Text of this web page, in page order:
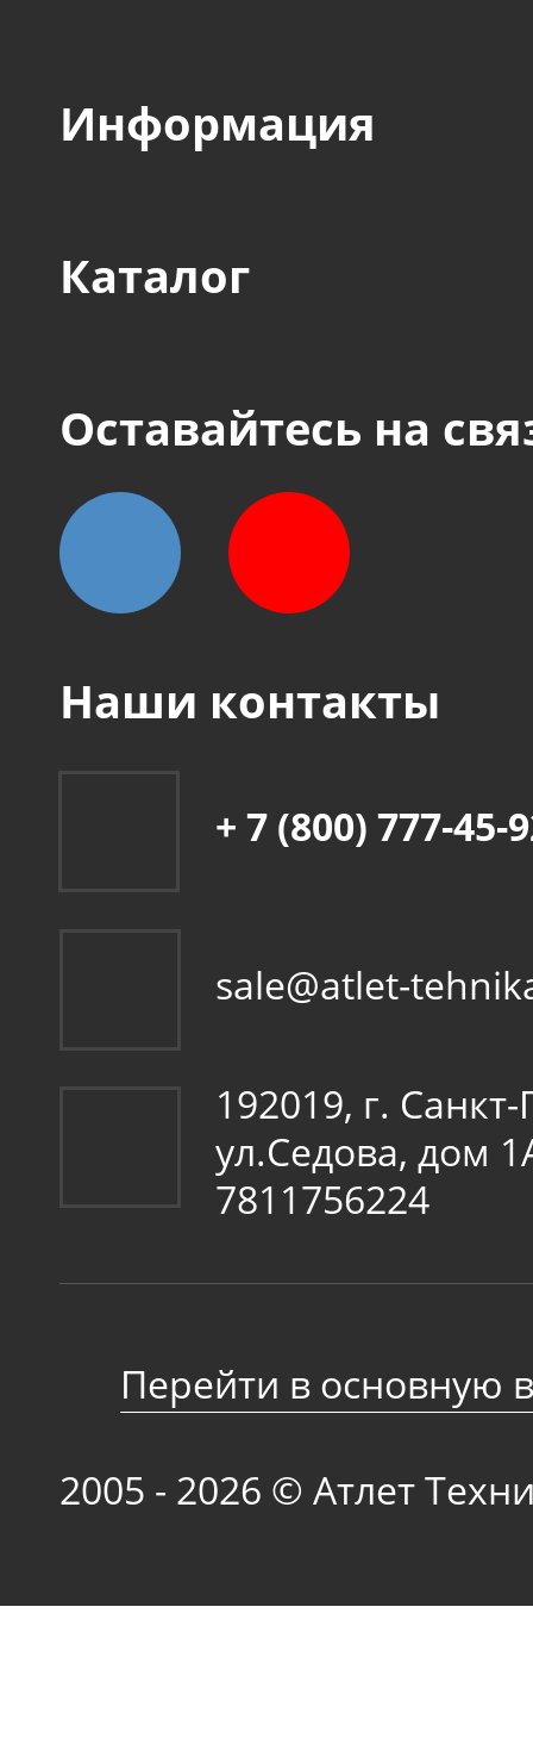
Информация
Каталог
Оставайтесь на
Наши контакты
+ 7 (800) 777-45-
sale@atlet-
192019, г.
ул.Седова, дом
7811756224
Перейти в основную
2005 - 2026 © Атлет